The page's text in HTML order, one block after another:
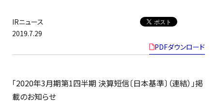
IRニュース
2019.7.29
PDFダウンロード
「2020年3月期第1四半期 決算短信〔日本基準〕（連結）」掲
載のお知らせ